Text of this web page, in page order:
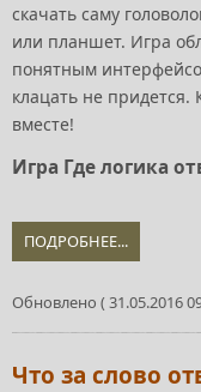
скачать саму
или планшет. Игра
понятным
клацать не
вместе!
Игра Где логика
ПОДРОБНЕЕ...
Обновлено ( 31.05.2016
Что за слово